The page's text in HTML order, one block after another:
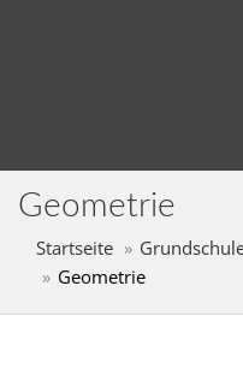
Geometrie
Startseite
Geometrie